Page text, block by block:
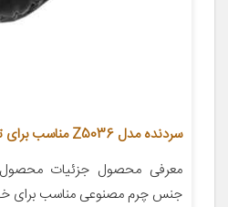
سردنده مدل Z5036 مناسب برای تیبا
جنس چرم مصنوعی مناسب برای